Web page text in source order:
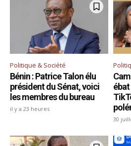
Politique & Société
Bénin : Patrice Talon élu
président du Sénat, voici
les membres du bureau
il y a 23 heures
30